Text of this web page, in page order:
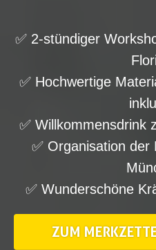
✅ 2-stündiger
✅ Hochwertige
✅ Willkommensdrink
✅ Organisation der
✅ Wunderschöne
ZUM